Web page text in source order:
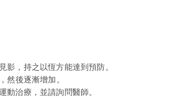
影，持之以恆方能達到預防。
然後逐漸增加。
動治療，並請詢問醫師。